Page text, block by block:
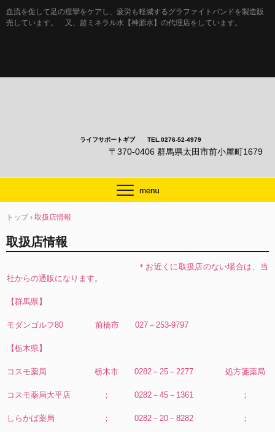
血流を促して足の痙攣をケアし、疲労も軽減するグラファイトバンドを製造販
売しています。 又、超ミネラル水【神源水】の代理店をしています。
ライフサポートギブ TEL.0276-52-4979
〒370-0406 群馬県太田市前小屋町1679
トップ › 取扱店情報
取扱店情報
＊お近くに取扱店のない場合は、当
社からの通販になります。
【群馬県】
モダンゴルフ80 前橋市 027－253-9797
【栃木県】
コスモ薬局 栃木市 0282－25－2277 処方箋薬局
コスモ薬局大平店 ； 0282－45－1361 ；
しらかば薬局 ； 0282－20－8282 ；